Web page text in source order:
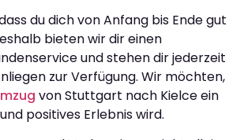
du dich von Anfang bis Ende gut
bieten wir dir einen
und stehen dir jederzeit
zur Verfügung. Wir möchten,
von Stuttgart nach Kielce ein
positives Erlebnis wird.